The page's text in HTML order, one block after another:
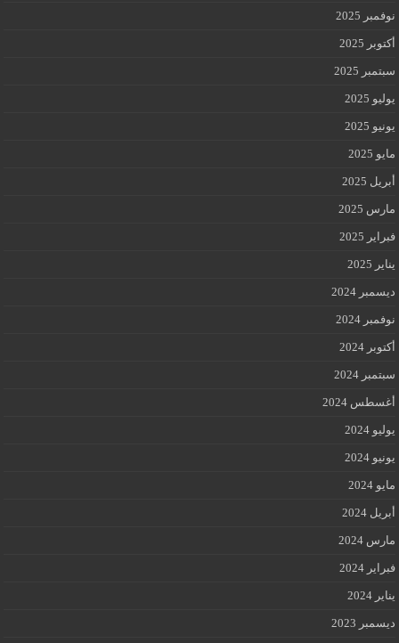
نوفمبر 2025
أكتوبر 2025
سبتمبر 2025
يوليو 2025
يونيو 2025
مايو 2025
أبريل 2025
مارس 2025
فبراير 2025
يناير 2025
ديسمبر 2024
نوفمبر 2024
أكتوبر 2024
سبتمبر 2024
أغسطس 2024
يوليو 2024
يونيو 2024
مايو 2024
أبريل 2024
مارس 2024
فبراير 2024
يناير 2024
ديسمبر 2023